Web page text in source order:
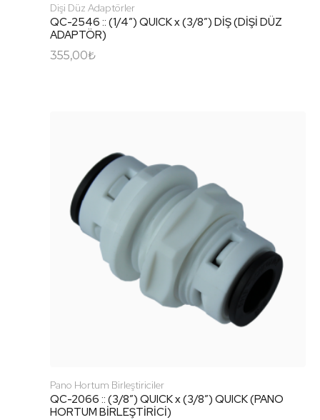
Dişi Düz Adaptörler
QC-2546 :: (1/4″) QUICK x (3/8″) DİŞ (DİŞİ DÜZ
ADAPTÖR)
355,00₺
Pano Hortum Birleştiriciler
QC-2066 :: (3/8″) QUICK x (3/8″) QUICK (PANO
HORTUM BİRLEŞTİRİCİ)